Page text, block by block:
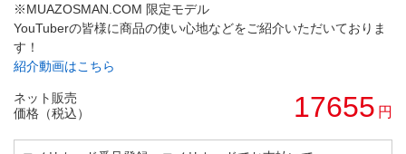
※MUAZOSMAN.COM 限定モデル
YouTuberの皆様に商品の使い心地などをご紹介いただいておりま
す！
紹介動画はこちら
ネット販売
価格（税込）
17655 円